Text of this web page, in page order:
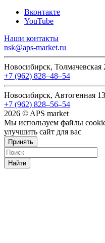
Вконтакте
YouTube
Наши контакты
nsk@aps-market.ru
Новосибирск, Толмачевская
+7 (962) 828‒48‒54
Новосибирск, Автогенная
+7 (962) 828‒56‒54
2026 © APS market
Мы используем файлы
улучшить сайт для вас
Принять
Найти